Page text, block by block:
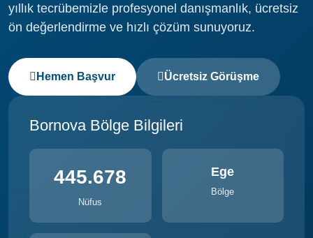
yıllık tecrübemizle profesyonel danışmanlık, ücretsiz
ön değerlendirme ve hızlı çözüm sunuyoruz.
Hemen Başvur Ücretsiz Görüşme
Bornova Bölge Bilgileri
445.678
Nüfus
Ege
Bölge